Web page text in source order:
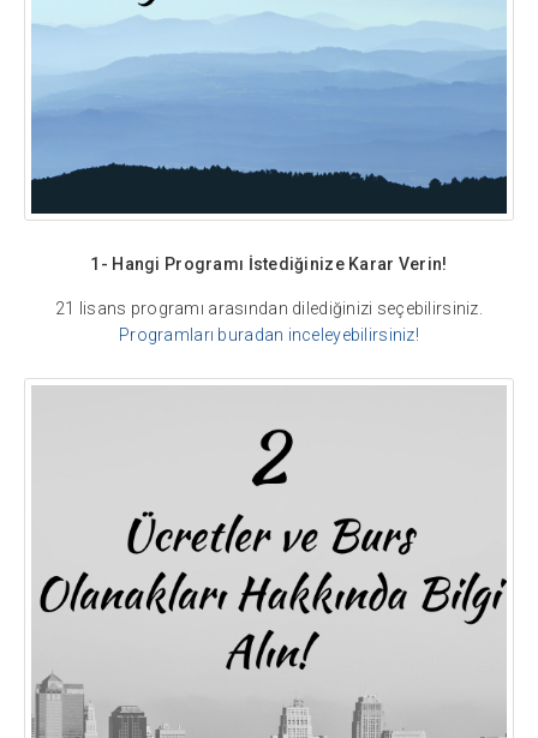
1- Hangi Programı İstediğinize Karar Verin!
21 lisans programı arasından dilediğinizi seçebilirsiniz.
Programları buradan inceleyebilirsiniz!